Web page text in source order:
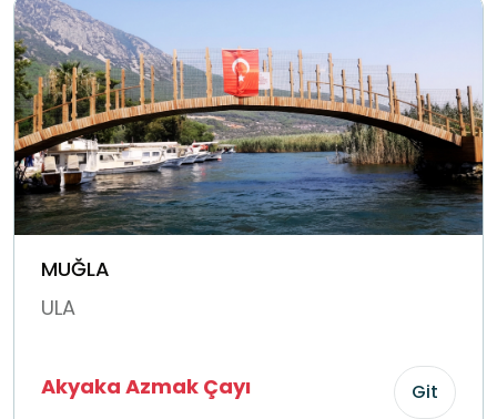
MUĞLA
ULA
Akyaka Azmak Çayı Git